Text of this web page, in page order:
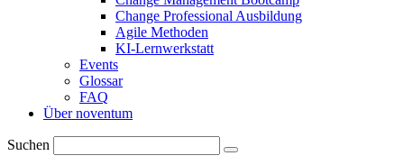
Change Professional Ausbildung
Agile Methoden
KI-Lernwerkstatt
Events
Glossar
FAQ
Über noventum
Suchen